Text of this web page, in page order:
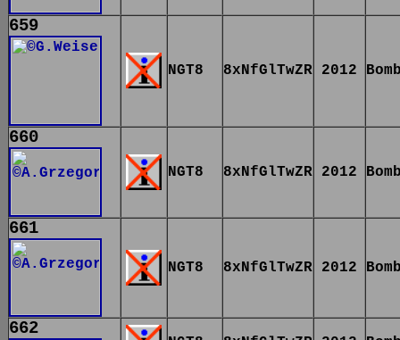
659
NGT8 8xNfGlTwZR 2012
660
NGT8 8xNfGlTwZR 2012
661
NGT8 8xNfGlTwZR 2012
662